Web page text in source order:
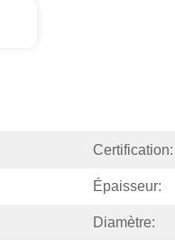
Certification:
Épaisseur:
Diamètre: